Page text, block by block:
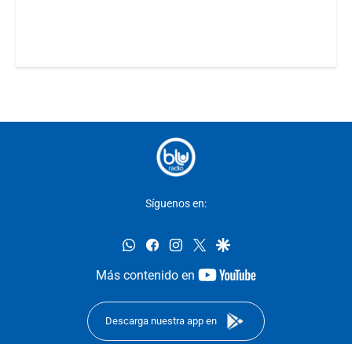
Síguenos en:
whatsappfacebookinstagram
twittergoogle
Más contenido en
youtube-
Descarga nuestra app en